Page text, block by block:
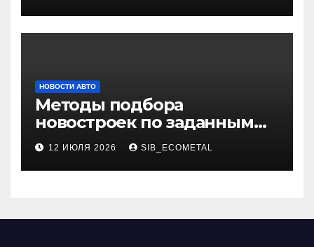
НОВОСТИ АВТО
Методы подбора
новостроек по заданным
критериям
12 ИЮЛЯ 2026 SIB_ECOMETAL